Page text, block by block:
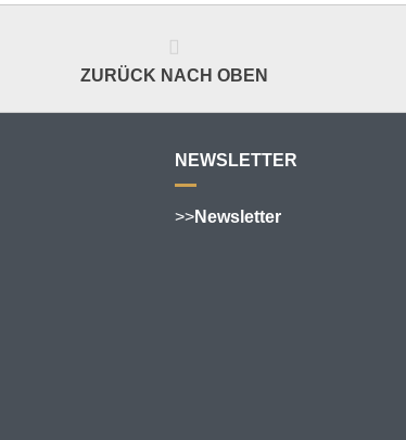
ZURÜCK NACH OBEN
NEWSLETTER
>>Newsletter